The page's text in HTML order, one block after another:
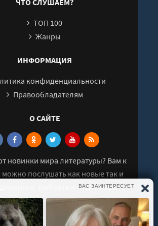
ЧТО СЛУШАЕМ?
ТОП 100
Жанры
ИНФОРМАЦИЯ
конфиденциальности
Правообладателям
О САЙТЕ
новинки мира литературы? Вам к
можно послушать как новые так и
Выбрать и поделиться с
лучшими аудиокнигами!